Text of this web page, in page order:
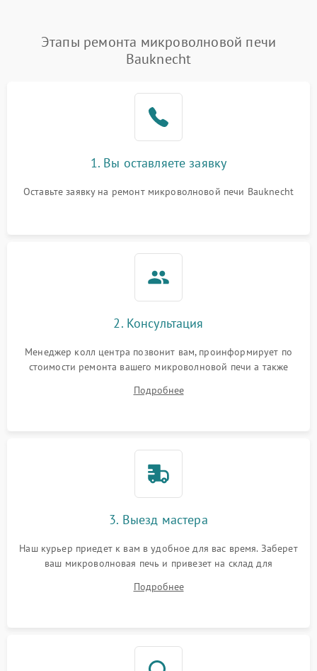
Появление запаха гари Подробнее →
2400 ₽ Подробнее →
Не горит подсветка 2000 ₽
Этапы ремонта микроволновой печи
Bauknecht
1. Вы оставляете заявку
Оставьте заявку на ремонт микроволновой печи Bauknecht
2. Консультация
Менеджер колл центра позвонит вам, проинформирует по
стоимости ремонта вашего микроволновой печи а также
Подробнее
3. Выезд мастера
Наш курьер приедет к вам в удобное для вас время. Заберет
ваш микроволновая печь и привезет на склад для
Подробнее